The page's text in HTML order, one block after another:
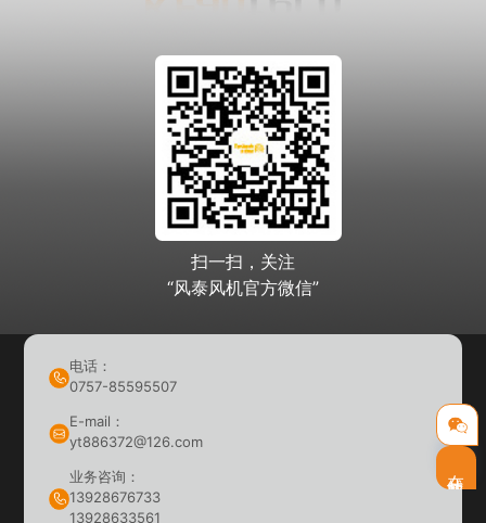
扫一扫，关注
“风泰风机官方微信”
电话：
0757-85595507
E-mail：
yt886372@126.com
业务咨询：
13928676733
13928633561